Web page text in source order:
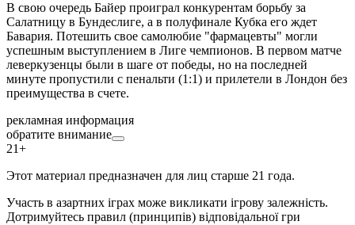
В свою очередь Байер проиграл конкурентам борьбу за
Салатницу в Бундеслиге, а в полуфинале Кубка его ждет
Бавария. Потешить свое самолюбие "фармацевты" могли
успешным выступлением в Лиге чемпионов. В первом матче
леверкузенцы были в шаге от победы, но на последней
минуте пропустили с пенальти (1:1) и прилетели в Лондон без
преимущества в счете.
рекламная информация
обратите внимание
21+
Этот материал предназначен для лиц старше 21 года.
Участь в азартних іграх може викликати ігрову залежність.
Дотримуйтесь правил (принципів) відповідальної гри